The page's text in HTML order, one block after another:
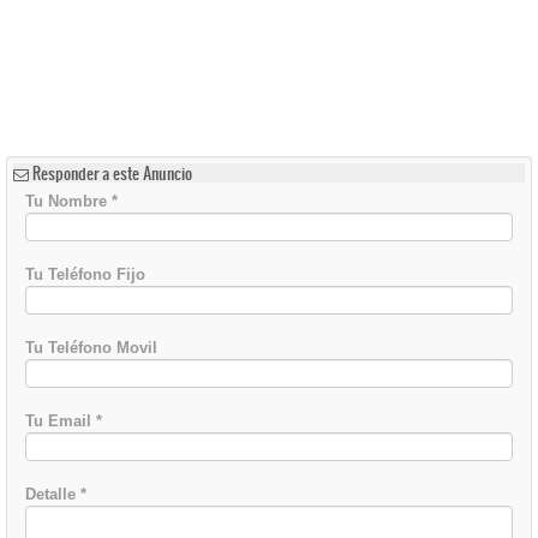
Responder a este Anuncio
Tu Nombre *
Tu Teléfono Fijo
Tu Teléfono Movil
Tu Email *
Detalle *